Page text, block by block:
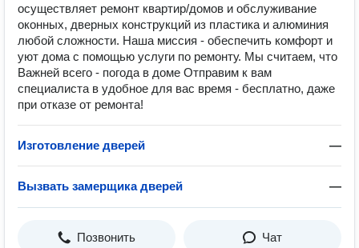
осуществляет ремонт квартир/домов и обслуживание
оконных, дверных конструкций из пластика и алюминия
любой сложности. Наша миссия - обеспечить комфорт и
уют дома с помощью услуги по ремонту. Мы считаем, что
Важней всего - погода в доме Отправим к вам
специалиста в удобное для вас время - бесплатно, даже
при отказе от ремонта!
Изготовление дверей —
Вызвать замерщика дверей —
Позвонить Чат